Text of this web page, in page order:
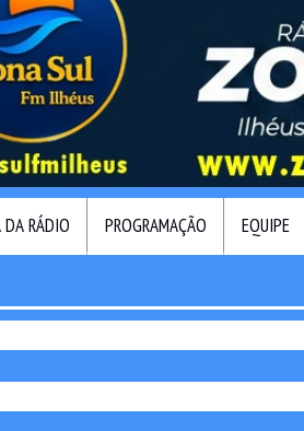
RÁDIO PROGRAMAÇÃO EQUIPE